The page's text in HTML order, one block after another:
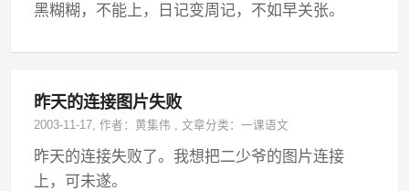
黑糊糊，不能上，日记变周记，不如早关张。
昨天的连接图片失败
2003-11-17, 作者：黄集伟 ,文章分类：一课语文
昨天的连接失败了。我想把二少爷的图片连接
上，可未遂。